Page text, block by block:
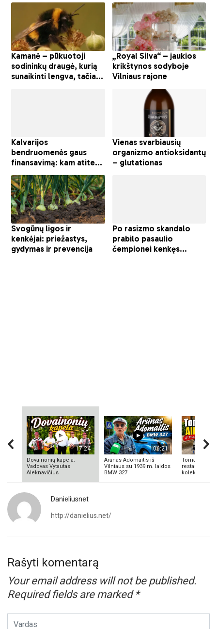
17:24
Dovainonių kapela.
Vadovas Vytautas
Aleknavičius
06:21
Arūnas Adomaitis iš
Vilniaus su 1939 m. laidos
BMW 327
Tomas
Danieliusnet
http://danielius.net/
Rašyti komentarą
Your email address will not be published.
Required fields are marked *